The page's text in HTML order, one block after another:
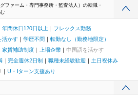
ファーム・専門事務所・監査法人）の転職・
年間休日120日以上
フレックス勤務
活かす 学歴不問
転勤なし（勤務地限定）
家賃補助制度 上場企業
中国語を活かす
完全週休2日制 職種未経験歓迎
土日祝休み
U・Iターン支援あり